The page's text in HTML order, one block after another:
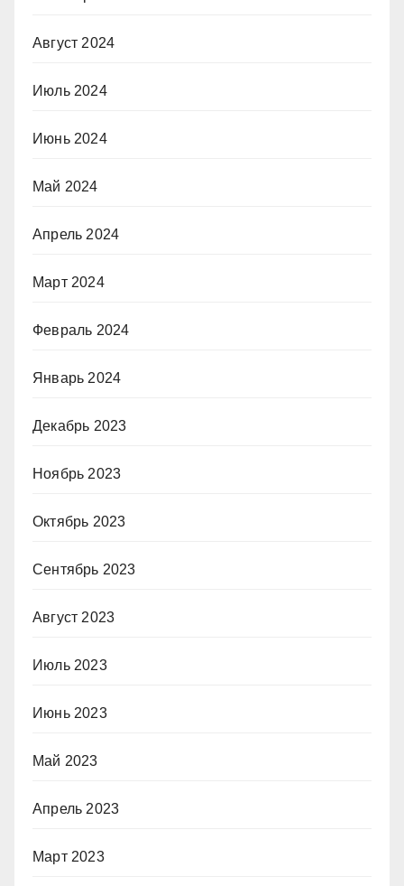
Август 2024
Июль 2024
Июнь 2024
Май 2024
Апрель 2024
Март 2024
Февраль 2024
Январь 2024
Декабрь 2023
Ноябрь 2023
Октябрь 2023
Сентябрь 2023
Август 2023
Июль 2023
Июнь 2023
Май 2023
Апрель 2023
Март 2023